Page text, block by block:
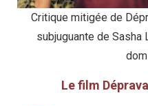
Critique mitigée de
subjuguante de
Le film